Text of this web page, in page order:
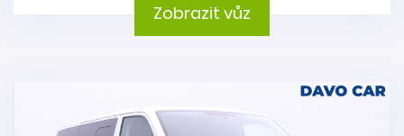
Zobrazit vůz